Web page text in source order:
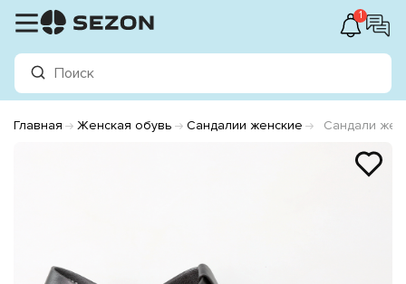
1
Главная Женская обувь Сандалии женские Сандали